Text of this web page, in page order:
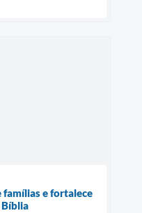
famílias e fortalece
Bíblia